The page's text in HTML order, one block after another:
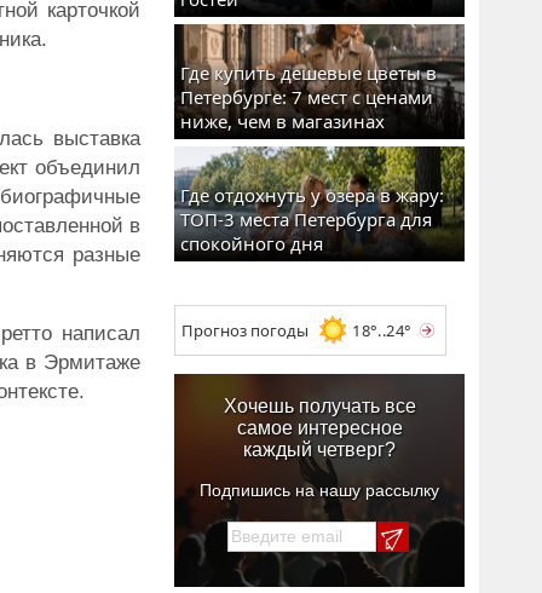
карточкой
выставка
объединил
в
разные
написал
в Эрмитаже
Где купить дешевые цветы в
Петербурге: 7 мест с ценами
ниже, чем в магазинах
Где отдохнуть у озера в жару:
ТОП-3 места Петербурга для
спокойного дня
Прогноз погоды 18°..24°
Хочешь получать все
самое интересное
каждый четверг?
Подпишись на нашу рассылку